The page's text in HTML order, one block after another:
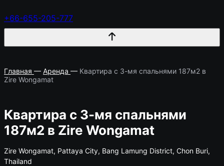
+66-655-205-777
Главная — Аренда — Квартира с 3-мя спальнями 187м2 в
Zire Wongamat
Квартира с 3-мя спальнями
187м2 в Zire Wongamat
Zire Wongamat, Pattaya City, Bang Lamung District, Chon Buri,
Thailand